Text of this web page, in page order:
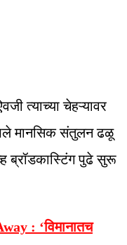
त्याच्या चेहऱ्यावर
मानसिक संतुलन ढळू
ब्रॉडकास्टिंग पुढे सुरू
: ‘विमानातच